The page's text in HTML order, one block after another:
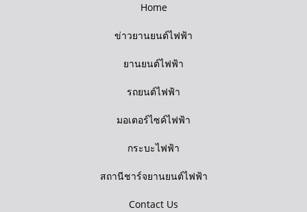
Home
ข่าวยานยนต์ไฟฟ้า
ยานยนต์ไฟฟ้า
รถยนต์ไฟฟ้า
มอเตอร์ไซค์ไฟฟ้า
กระบะไฟฟ้า
สถานีชาร์จยานยนต์ไฟฟ้า
Contact Us